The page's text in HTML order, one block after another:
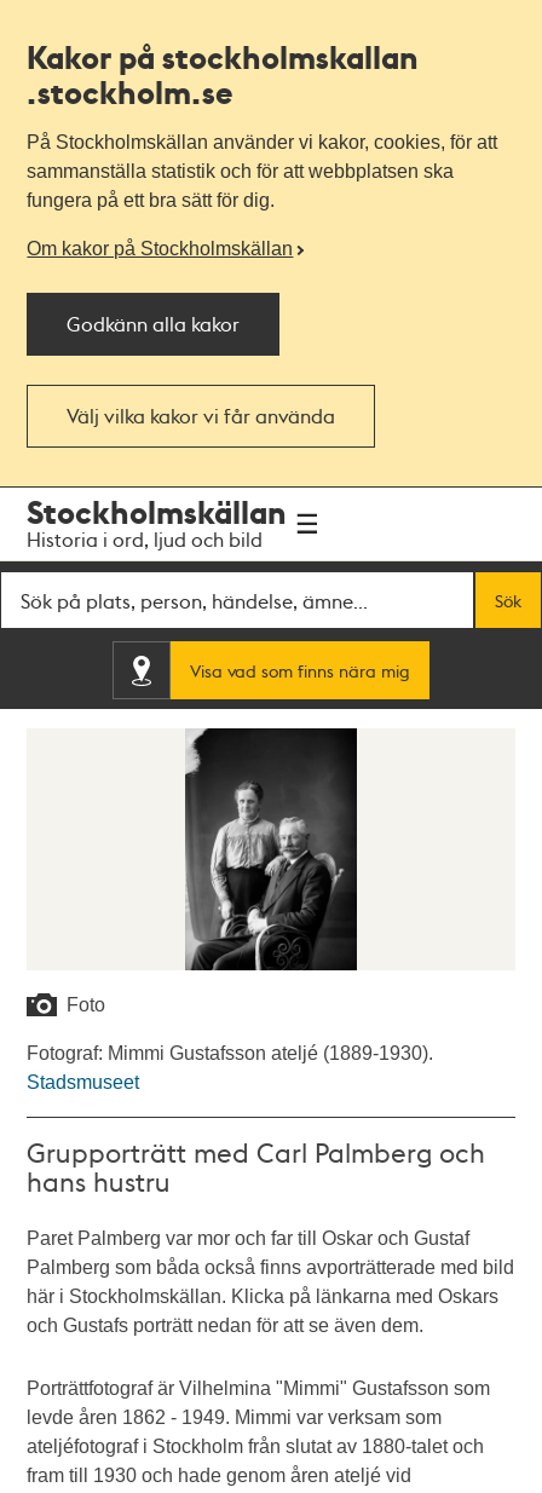
Kakor på stockholmskallan
.stockholm.se
På Stockholmskällan använder vi kakor, cookies, för att
sammanställa statistik och för att webbplatsen ska
fungera på ett bra sätt för dig.
Om kakor på Stockholmskällan
Godkänn alla kakor
Välj vilka kakor vi får använda
navigationen
huvudinnehållet
Stockholmskällan
Historia i ord, ljud och bild
Sök
Visa vad som finns nära mig
Foto
Fotograf: Mimmi Gustafsson ateljé (1889-1930).
Stadsmuseet
Grupporträtt med Carl Palmberg och
hans hustru
Paret Palmberg var mor och far till Oskar och Gustaf
Palmberg som båda också finns avporträtterade med bild
här i Stockholmskällan. Klicka på länkarna med Oskars
och Gustafs porträtt nedan för att se även dem.
Porträttfotograf är Vilhelmina "Mimmi" Gustafsson som
levde åren 1862 - 1949. Mimmi var verksam som
ateljéfotograf i Stockholm från slutat av 1880-talet och
fram till 1930 och hade genom åren ateljé vid